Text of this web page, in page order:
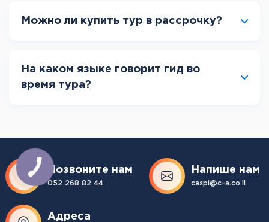
Можно ли купить тур в рассрочку?
На каком языке говорит гид во
время тура?
Позвоните нам
052 268 82 44
Напише нам
caspi@c-a.co.il
Адреса